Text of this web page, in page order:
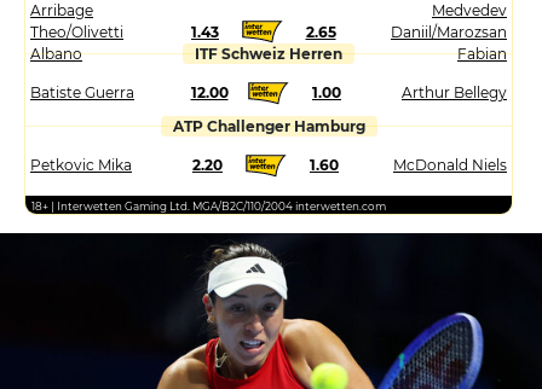
Arribage
Theo/Olivetti
Albano
1.43 2.65
Medvedev
Daniil/Marozsan
Fabian
ITF Schweiz Herren
Batiste Guerra 12.00 1.00
Arthur Bellegy
ATP Challenger Hamburg
Petkovic Mika 2.20 1.60 McDonald Niels
18+ | Interwetten Gaming Ltd. MGA/B2C/110/2004 interwetten.com